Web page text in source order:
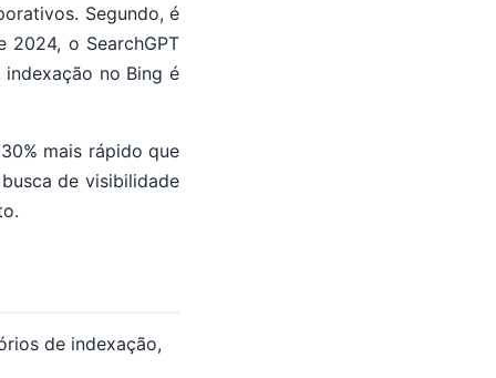
Segundo, é
2024, o SearchGPT
no Bing é
mais rápido que
de visibilidade
de indexação,